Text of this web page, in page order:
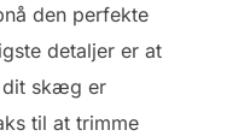
den perfekte
detaljer er at
dit skæg er
til at trimme